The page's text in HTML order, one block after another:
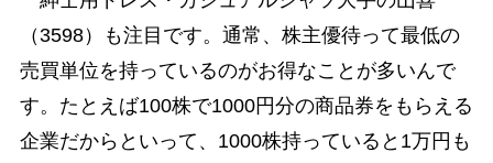
（3598）も注目です。通常、株主優待って最低の
売買単位を持っているのがお得なことが多いんで
す。たとえば100株で1000円分の商品券をもらえる
企業だからといって、1000株持っていると1万円も